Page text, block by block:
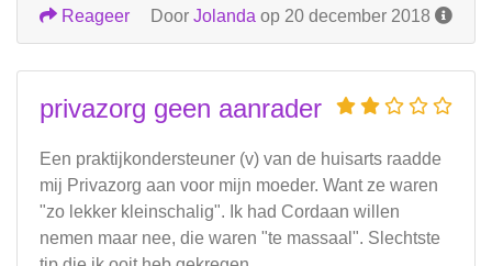
Door Jolanda op 20 december 2018
Reageer
privazorg geen aanrader
Een praktijkondersteuner (v) van de huisarts raadde
mij Privazorg aan voor mijn moeder. Want ze waren
"zo lekker kleinschalig". Ik had Cordaan willen
nemen maar nee, die waren "te massaal". Slechtste